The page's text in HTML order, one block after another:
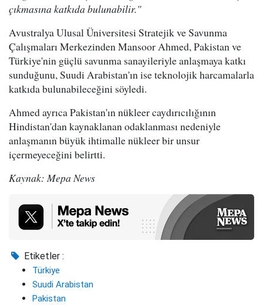
çıkmasına katkıda bulunabilir."
Avustralya Ulusal Üniversitesi Stratejik ve Savunma
Çalışmaları Merkezinden Mansoor Ahmed, Pakistan ve
Türkiye'nin güçlü savunma sanayileriyle anlaşmaya katkı
sunduğunu, Suudi Arabistan'ın ise teknolojik harcamalarla
katkıda bulunabileceğini söyledi.
Ahmed ayrıca Pakistan'ın nükleer caydırıcılığının
Hindistan'dan kaynaklanan odaklanması nedeniyle
anlaşmanın büyük ihtimalle nükleer bir unsur
içermeyeceğini belirtti.
Kaynak: Mepa News
Etiketler :
Türkiye
Suudi Arabistan
Pakistan